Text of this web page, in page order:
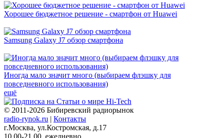
Хорошее бюджетное решение - смартфон от Huawei
Samsung Galaxy J7 обзор смартфона
Иногда мало значит много (выбираем флэшку для
повседневного использования)
ещё
© 2011-2026 Бибиревский радиорынок
radio-rynok.ru | Контакты
г.Москва, ул.Костромская, д.17